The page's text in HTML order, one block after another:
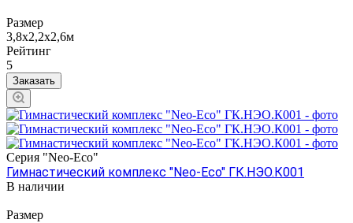
Размер
3,8х2,2x2,6м
Рейтинг
5
Заказать
Серия "Neo-Eco"
Гимнастический комплекс "Neo-Eco" ГК.НЭО.К001
В наличии
Размер